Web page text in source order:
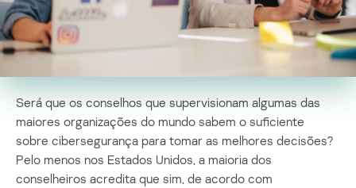
Será que os conselhos que supervisionam algumas das
maiores organizações do mundo sabem o suficiente
sobre cibersegurança para tomar as melhores decisões?
Pelo menos nos Estados Unidos, a maioria dos
conselheiros acredita que sim, de acordo com